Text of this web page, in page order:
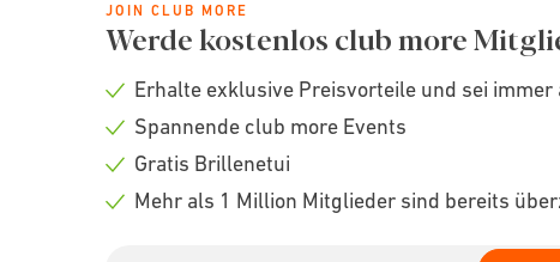
JOIN CLUB MORE
Werde kostenlos club more
Check
Erhalte exklusive Preisvorteile und sei
Check
Spannende club more Events
Check
Gratis Brillenetui
Mehr als 1 Million Mitglieder sind bereits